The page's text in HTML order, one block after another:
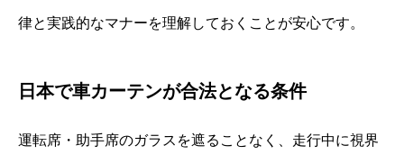
律と実践的なマナーを理解しておくことが安心です。
日本で車カーテンが合法となる条件
運転席・助手席のガラスを遮ることなく、走行中に視界